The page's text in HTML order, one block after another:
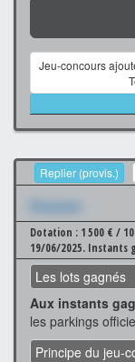
Jeu-concours
Replier (provis.)
Xxxxxxx
Dotation : 1 500 € /
19/06/2025. Instants
Les lots gagnés
Aux instants
les parkings
Principe du jeu-